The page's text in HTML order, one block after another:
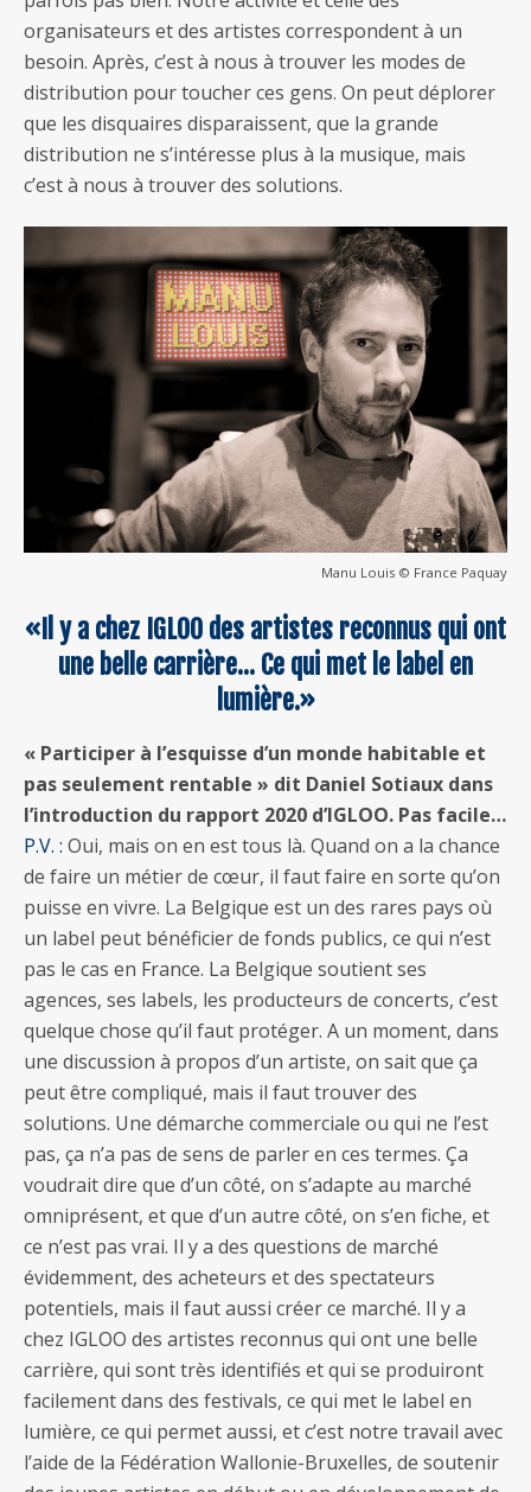
organisateurs et des artistes correspondent à un
besoin. Après, c’est à nous à trouver les modes de
distribution pour toucher ces gens. On peut déplorer
que les disquaires disparaissent, que la grande
distribution ne s’intéresse plus à la musique, mais
c’est à nous à trouver des solutions.
Manu Louis © France Paquay
«Il y a chez IGLOO des artistes reconnus qui ont
une belle carrière… Ce qui met le label en
lumière.»
« Participer à l’esquisse d’un monde habitable et
pas seulement rentable » dit Daniel Sotiaux dans
l’introduction du rapport 2020 d’IGLOO. Pas facile…
P.V. : Oui, mais on en est tous là. Quand on a la chance
de faire un métier de cœur, il faut faire en sorte qu’on
puisse en vivre. La Belgique est un des rares pays où
un label peut bénéficier de fonds publics, ce qui n’est
pas le cas en France. La Belgique soutient ses
agences, ses labels, les producteurs de concerts, c’est
quelque chose qu’il faut protéger. A un moment, dans
une discussion à propos d’un artiste, on sait que ça
peut être compliqué, mais il faut trouver des
solutions. Une démarche commerciale ou qui ne l’est
pas, ça n’a pas de sens de parler en ces termes. Ça
voudrait dire que d’un côté, on s’adapte au marché
omniprésent, et que d’un autre côté, on s’en fiche, et
ce n’est pas vrai. Il y a des questions de marché
évidemment, des acheteurs et des spectateurs
potentiels, mais il faut aussi créer ce marché. Il y a
chez IGLOO des artistes reconnus qui ont une belle
carrière, qui sont très identifiés et qui se produiront
facilement dans des festivals, ce qui met le label en
lumière, ce qui permet aussi, et c’est notre travail avec
l’aide de la Fédération Wallonie-Bruxelles, de soutenir